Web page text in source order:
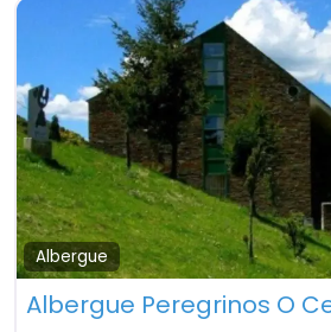
Albergue
Albergue Peregrinos O